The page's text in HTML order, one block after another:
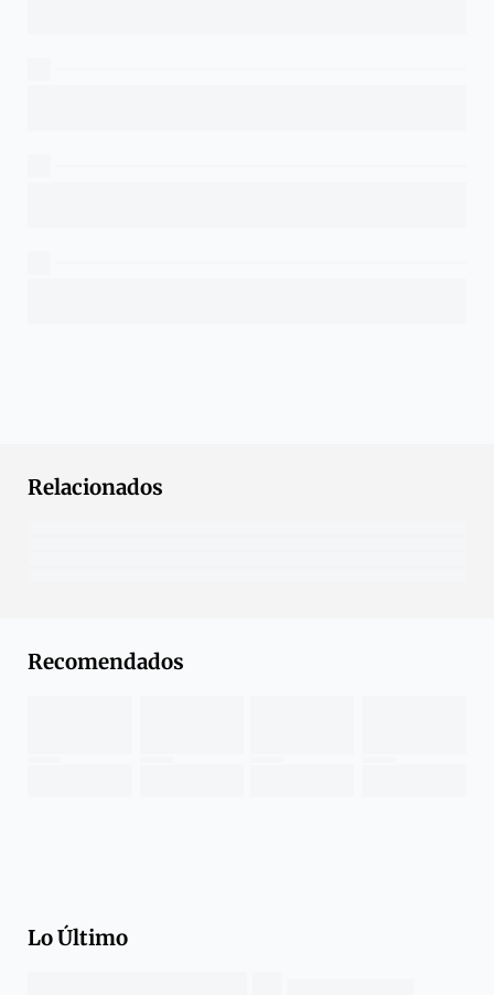
Relacionados
Recomendados
Lo Último